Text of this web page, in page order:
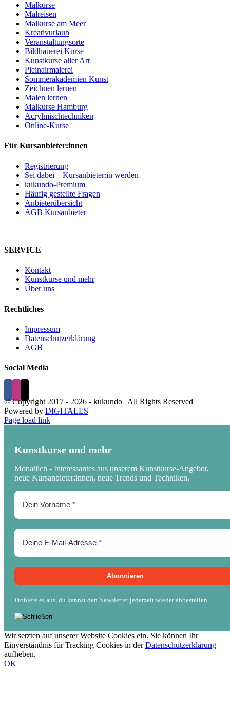
Malkurse
Malreisen
Malkurse am Meer
Kreativurlaub
Veranstaltungsorte
Bildhauerei Kurse
Kunstkurse aller Art
Pleinairmalerei
Sommerakademien Kunst
Zeichnen lernen
Malen lernen
Malkurse Hamburg
Acrylmischtechniken
Online-Kurse
Für Kursanbieter:innen
Registrierung
Sei dabei – Kursanbieter:in werden
kukundo-Premium
Häufig gestellte Fragen
Anbieterübersicht
AGB Kursanbieter
SERVICE
Kontakt
Kunstkurse und mehr
Über uns
Rechtliches
Impressum
Datenschutzerklärung
AGB
Social Media
© Copyright 2017 - 2026 - kukundo | All Rights Reserved |
Powered by DIGITALES
Page load link
Kunstkurse und mehr
Monatlich - Interessantes aus unserem Kunstkurse-Angebot,
neue Kursanbieter:innen, neue Trends und Techniken.
Probiere es aus, du kannst den Newsletter jederzeit wieder abbestellen
Wir setzten auf unserer Website Cookies ein. Sie können Ihr
Einverständnis für Tracking Cookies in derDatenschutzerklärung
aufheben.
OK